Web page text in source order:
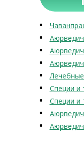
Специи и
Специи и